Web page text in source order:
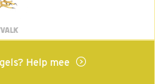
Help mee